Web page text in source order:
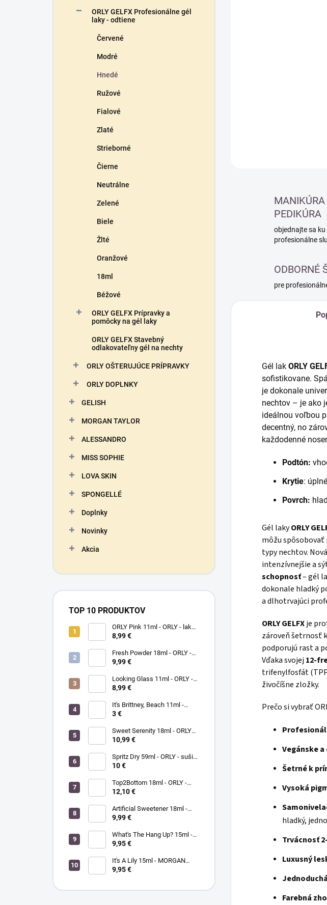
ORLY GELFX Profesionálne gél
laky - odtiene
Červené
Modré
Hnedé
Ružové
Fialové
Zlaté
Strieborné
Čierne
Neutrálne
Zelené
Biele
Žlté
Oranžové
18ml
Béžové
ORLY GELFX Prípravky a
pomôcky na gél laky
ORLY GELFX Stavebný
odlakovateľny gél na nechty
ORLY OŠTERUJÚCE PRÍPRAVKY
ORLY DOPLNKY
GELISH
MORGAN TAYLOR
ALESSANDRO
MISS SOPHIE
LOVA SKIN
SPONGELLÉ
Doplnky
Novinky
Akcia
TOP 10 PRODUKTOV
ORLY Pink 11ml - ORLY - lak
na nechty
8,99 €
Fresh Powder 18ml - ORLY -
lak na nechty
9,99 €
Looking Glass 11ml - ORLY -
lak na nechty
8,99 €
It's Brittney, Beach 11ml -
ORLY lak na nechty
3 €
Sweet Serenity 18ml - ORLY
BREATHABLE - ošetrujúci
10,99 €
Spritz Dry 59ml - ORLY - sušič
laku na nechty
10 €
Top2Bottom 18ml - ORLY -
podkladový a vrchný lak na
12,10 €
Artificial Sweetener 18ml -
ORLY lak na nechty
9,99 €
What's The Hang Up? 15ml -
MORGANTAYLOR - lak na
9,95 €
It's A Lily 15ml - MORGAN
TAYLOR - lak na nechty
9,95 €
PEDIKÚRA
objednajte sa ku
profesionálne
ODBORNÉ
pre
Gél lak ORLY
sofistikovane.
je dokonale
nechtov – je ako
ideálnou voľbou
decentný, no
každodenné
Podtón:
Krytie:
Povrch:
Gél lakyORLY
môžu spôsobovať
typy nechtov.
intenzívnejšie a
schopnosť– gél
dokonale hladký
a dlhotrvajúci
ORLY GELFXje
zároveň šetrnosť
podporujú rast a
Vďaka svojej 12-
trifenylfosfát
živočíšne zložky.
Prečo si vybrať
Vegánske
Šetrné k
Vysoká
hladký,
Trvácnosť
Luxusný
Farebná